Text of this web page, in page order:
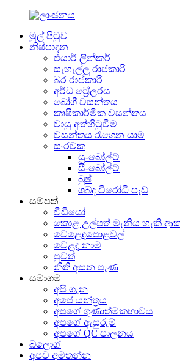
මුල් පිටුව
නිෂ්පාදන
එයාර් ලින්කර්
සැහැල්ලු රාජකාරි
බර රාජකාරි
අර්ධ ට්‍රේලරය
බෝගී වසන්තය
කෘෂිකාර්මික වසන්තය
වායු අත්හිටුවීම
වසන්තය රැගෙන යාම
සංරචක
යූ-බෝල්ට්
සී-බෝල්ට්
බුෂ්
ශබ්ද විරෝධී පෑඩ්
සම්පත්
වීඩියෝ
කොළ උල්පත් මැනිය හැකි
වෙළෙඳපොළවල්
වෙළඳ නාම
පුවත්
නිති අසන පැණ
සමාගම
අපි ගැන
අපේ යන්ත්‍රය
අපගේ ගුණාත්මකභාවය
අපගේ ඇසුරුම්
අපගේ QC පාලනය
බ්ලොග්
අපව අමතන්න